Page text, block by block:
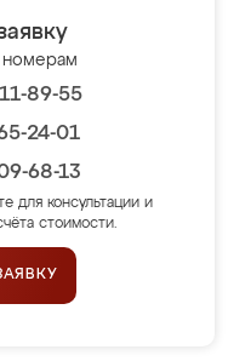
номерам
89-55
24-01
68-13
для консультации и
стоимости.